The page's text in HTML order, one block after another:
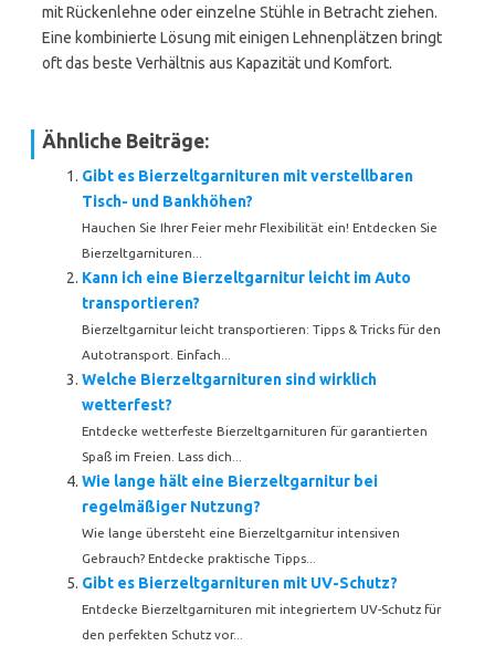
mit Rückenlehne oder einzelne Stühle in Betracht ziehen.
Eine kombinierte Lösung mit einigen Lehnenplätzen bringt
oft das beste Verhältnis aus Kapazität und Komfort.
Ähnliche Beiträge:
Gibt es Bierzeltgarnituren mit verstellbaren
Tisch- und Bankhöhen?
Hauchen Sie Ihrer Feier mehr Flexibilität ein! Entdecken Sie
Bierzeltgarnituren...
Kann ich eine Bierzeltgarnitur leicht im Auto
transportieren?
Bierzeltgarnitur leicht transportieren: Tipps & Tricks für den
Autotransport. Einfach...
Welche Bierzeltgarnituren sind wirklich
wetterfest?
Entdecke wetterfeste Bierzeltgarnituren für garantierten
Spaß im Freien. Lass dich...
Wie lange hält eine Bierzeltgarnitur bei
regelmäßiger Nutzung?
Wie lange übersteht eine Bierzeltgarnitur intensiven
Gebrauch? Entdecke praktische Tipps...
Gibt es Bierzeltgarnituren mit UV-Schutz?
Entdecke Bierzeltgarnituren mit integriertem UV-Schutz für
den perfekten Schutz vor...